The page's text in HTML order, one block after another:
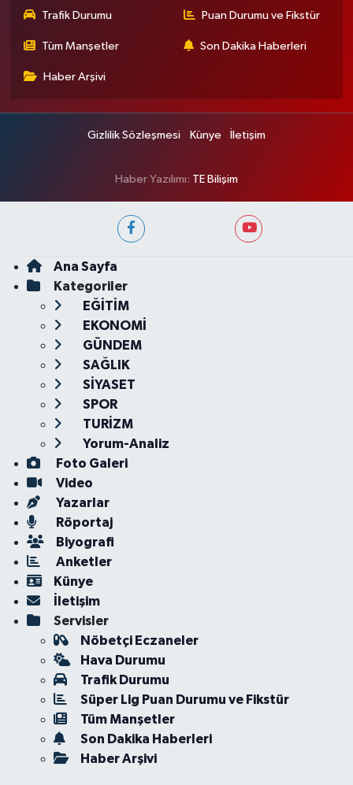
Trafik Durumu Puan Durumu ve Fikstür
Tüm Manşetler Son Dakika Haberleri
Haber Arşivi
Gizlilik Sözleşmesi Künye İletişim
Haber Yazılımı: TE Bilişim
Ana Sayfa
Kategoriler
EĞİTİM
EKONOMİ
GÜNDEM
SAĞLIK
SİYASET
SPOR
TURİZM
Yorum-Analiz
Foto Galeri
Video
Yazarlar
Röportaj
Biyografi
Anketler
Künye
İletişim
Servisler
Nöbetçi Eczaneler
Hava Durumu
Trafik Durumu
Süper Lig Puan Durumu ve Fikstür
Tüm Manşetler
Son Dakika Haberleri
Haber Arşivi